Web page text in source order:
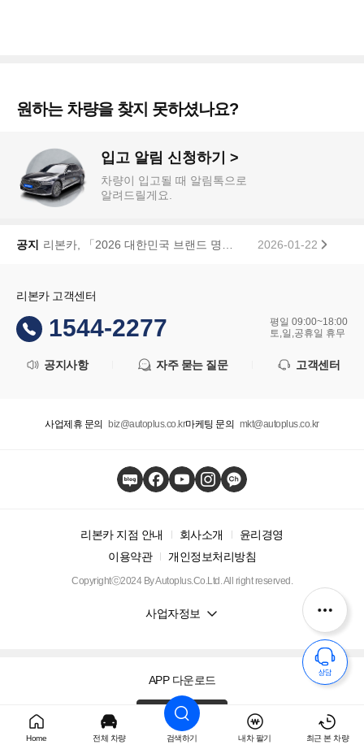
원하는 차량을 찾지 못하셨나요?
입고 알림 신청하기 >
차량이 입고될 때 알림톡으로
알려드릴게요.
공지 2026-01-22
리본카 고객센터
1544-2277
평일 09:00~18:00
토,일,공휴일 휴무
공지사항 자주 묻는 질문 고객센터
사업제휴 문의 biz@autoplus.co.kr마케팅 문의 mkt@autoplus.co.kr
리본카 지점 안내 회사소개
윤리경영
이용약관
개인정보처리방침
Copyrightⓒ2024 By Autoplus.Co.Ltd. All right reserved.
사업자정보
APP 다운로드
Home 전체 차량 검색하기 내차 팔기 최근 본 차량